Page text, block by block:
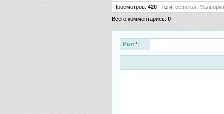
Просмотров: 420 Теги: севилья, Мальорка
Всего комментариев: 0
Имя *: